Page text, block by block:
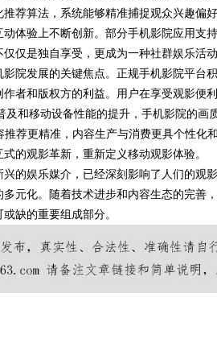
荐算法，系统能够精准捕捉观众兴趣偏
体验上不断创新。部分手机影院应用支
仅是独自享受，更成为一种社群娱乐活
院发展的关键焦点。正规手机影院平台
者和版权方的利益。用户在享受观影便
及和移动设备性能的提升，手机影院的
荐更精准，内容生产与消费更具个性化
的观影革新，重新定义移动观影体验。
的娱乐媒介，已经深刻影响了人们的观
元化。随着技术进步和内容生态的完善
缺的重要组成部分。